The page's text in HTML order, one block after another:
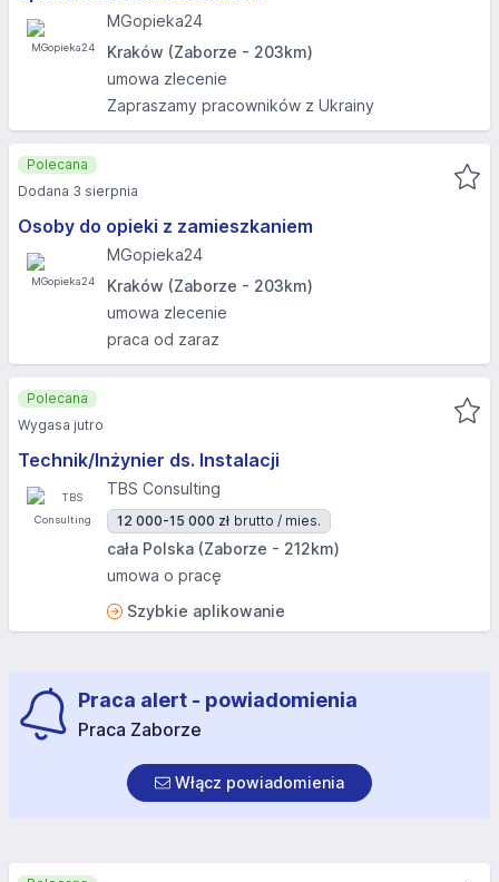
MGopieka24
Kraków (Zaborze - 203km)
umowa zlecenie
Zapraszamy pracowników z Ukrainy
Osoby do opieki z zamieszkaniem
MGopieka24
Kraków (Zaborze - 203km)
umowa zlecenie
praca od zaraz
Polecana
Dodana 3 sierpnia
Technik/Inżynier ds. Instalacji
TBS Consulting
12 000-15 000 zł brutto / mies.
cała Polska (Zaborze - 212km)
umowa o pracę
Szybkie aplikowanie
Polecana
Wygasa jutro
Praca alert - powiadomienia
Praca Zaborze
Włącz powiadomienia